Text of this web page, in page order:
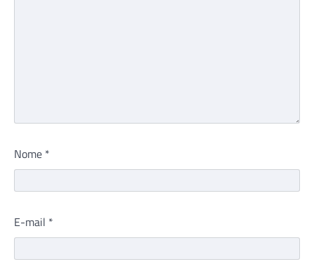
Nome *
E-mail *